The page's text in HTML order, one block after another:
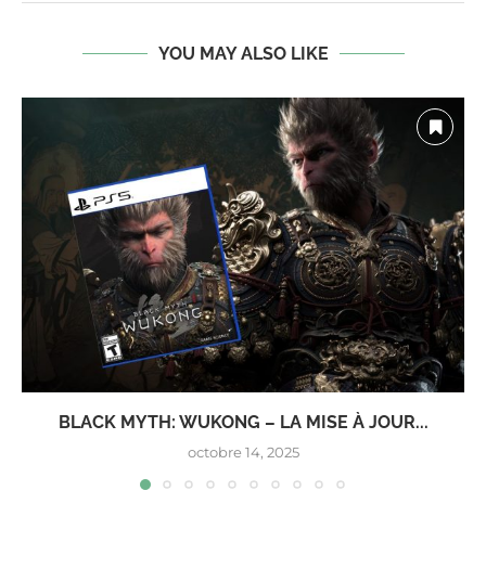
YOU MAY ALSO LIKE
BLACK MYTH: WUKONG – LA MISE À JOUR...
octobre 14, 2025